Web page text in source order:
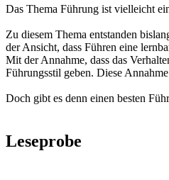
Das Thema Führung ist vielleicht
Zu diesem Thema entstanden
der Ansicht, dass Führen eine
Mit der Annahme, dass das
Führungsstil geben. Diese
Doch gibt es denn einen besten
Leseprobe